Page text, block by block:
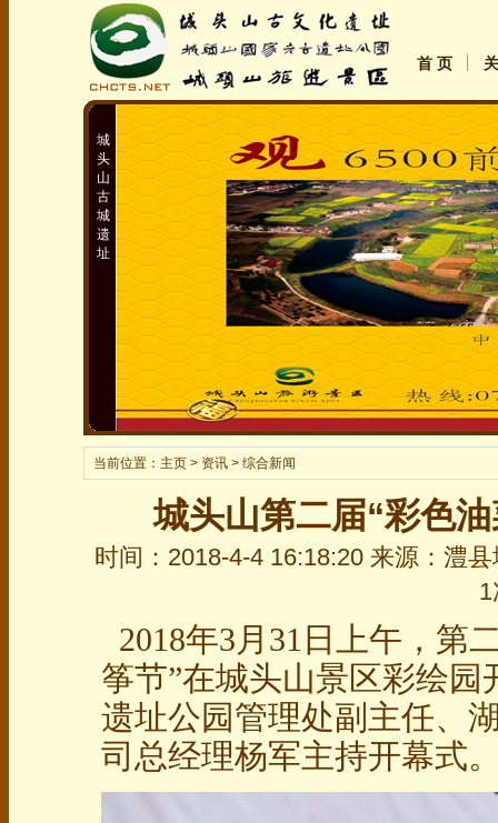
首 页
城
头
山
古
城
遗
址
当前位置： 主页> 资讯 > 综合新闻
城头山第二届“彩色
时间：2018-4-4 16:18:20 来源：澧
1
2018年3月31日上午，第
筝节”在城头山景区彩绘
遗址公园管理处副主任、
司总经理杨军主持开幕式